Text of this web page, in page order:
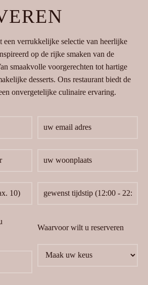
een verrukkelijke selectie van heerlijke
op de rijke smaken van de
smaakvolle voorgerechten tot hartige
desserts. Ons restaurant biedt de
onvergetelijke culinaire ervaring.
Waarvoor wilt u reserveren